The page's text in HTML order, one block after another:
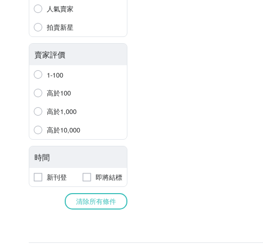
人氣賣家
拍賣新星
賣家評價
1-100
高於100
高於1,000
高於10,000
時間
新刊登 即將結標
清除所有條件